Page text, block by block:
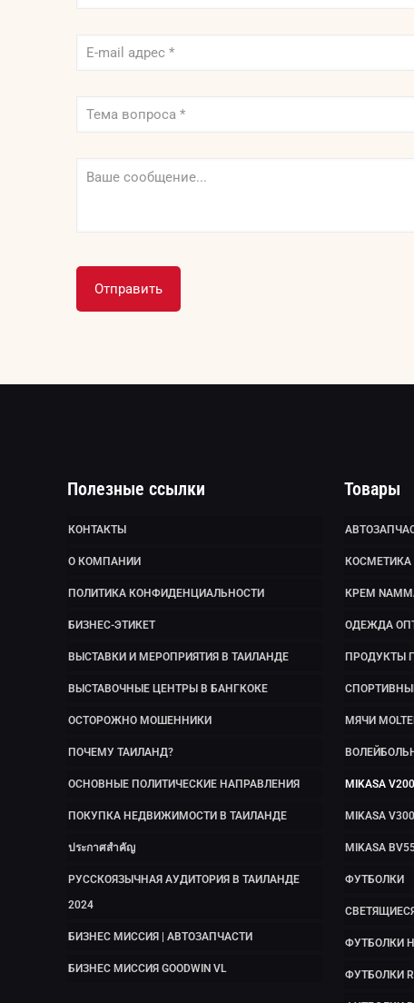
Полезные ссылки
КОНТАКТЫ
О КОМПАНИИ
ПОЛИТИКА КОНФИДЕНЦИАЛЬНОСТИ
БИЗНЕС-ЭТИКЕТ
ВЫСТАВКИ И МЕРОПРИЯТИЯ В ТАИЛАНДЕ
ВЫСТАВОЧНЫЕ ЦЕНТРЫ В БАНГКОКЕ
ОСТОРОЖНО МОШЕННИКИ
ПОЧЕМУ ТАИЛАНД?
ОСНОВНЫЕ ПОЛИТИЧЕСКИЕ НАПРАВЛЕНИЯ
ПОКУПКА НЕДВИЖИМОСТИ В ТАИЛАНДЕ
ประกาศสำคัญ
РУССКОЯЗЫЧНАЯ АУДИТОРИЯ В ТАИЛАНДЕ
2024
БИЗНЕС МИССИЯ | АВТОЗАПЧАСТИ
БИЗНЕС МИССИЯ GOODWIN VL
Товары
КОСМЕТИКА
КРЕМ
ОДЕЖДА
ПРОДУКТЫ
МЯЧИ
MIKASA
MIKASA
MIKASA
ФУТБОЛКИ
ФУТБОЛКИ
ФУТБОЛКИ